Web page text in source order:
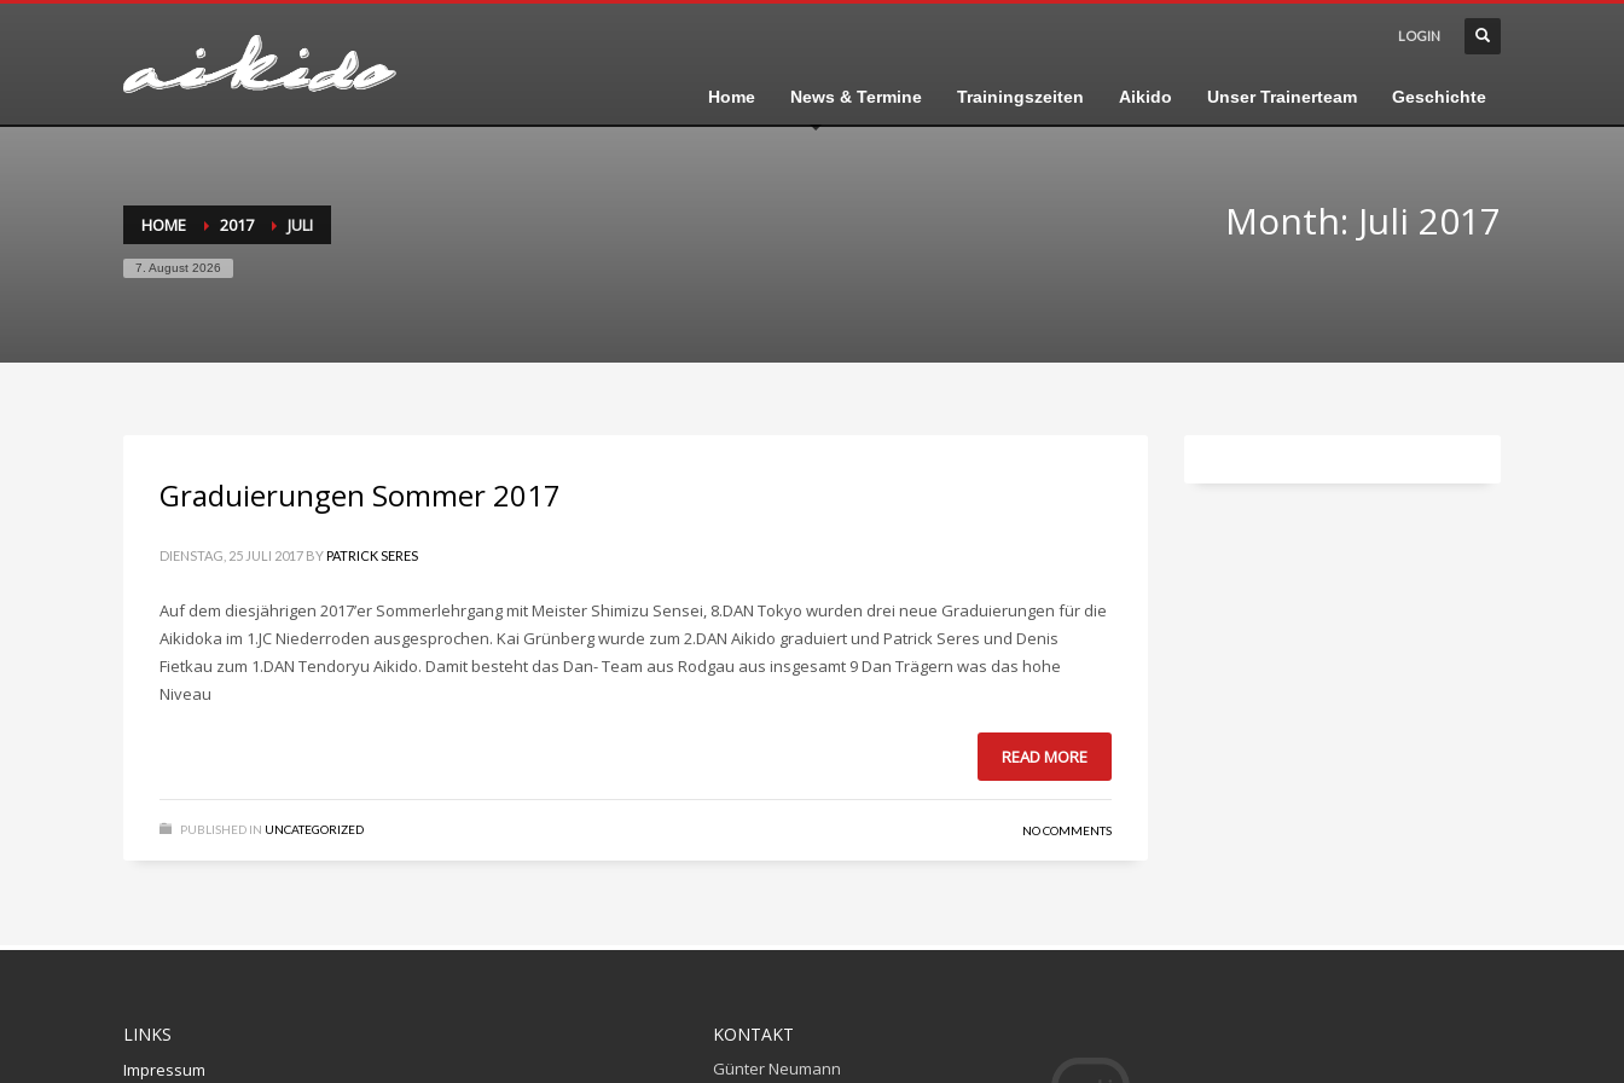
LOGIN
Home News & Termine Trainingszeiten Aikido Unser Trainerteam Geschichte
HOME 2017 JULI
7. August 2026
Month: Juli 2017
Graduierungen Sommer 2017
DIENSTAG, 25 JULI 2017 BYPATRICK SERES
Auf dem diesjährigen 2017’er Sommerlehrgang mit Meister Shimizu Sensei, 8.DAN Tokyo wurden drei neue Graduierungen für die
Aikidoka im 1.JC Niederroden ausgesprochen. Kai Grünberg wurde zum 2.DAN Aikido graduiert und Patrick Seres und Denis
Fietkau zum 1.DAN Tendoryu Aikido. Damit besteht das Dan- Team aus Rodgau aus insgesamt 9 Dan Trägern was das hohe
Niveau
READ MORE
PUBLISHED IN UNCATEGORIZED NO COMMENTS
LINKS
Impressum
KONTAKT
Günter Neumann